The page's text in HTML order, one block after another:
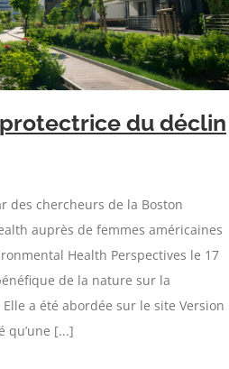
du déclin
des chercheurs de la Boston
auprès de femmes américaines
Health Perspectives le 17
de la nature sur la
a été abordée sur le site Version
qu’une [...]